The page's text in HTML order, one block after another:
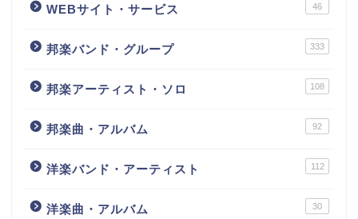
WEBサイト・サービス 46
邦楽バンド・グループ 333
邦楽アーティスト・ソロ 108
邦楽曲・アルバム 92
洋楽バンド・アーティスト 112
洋楽曲・アルバム 30